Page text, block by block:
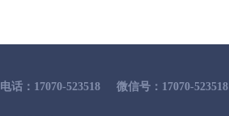
电话：17070-523518 微信号：17070-523518